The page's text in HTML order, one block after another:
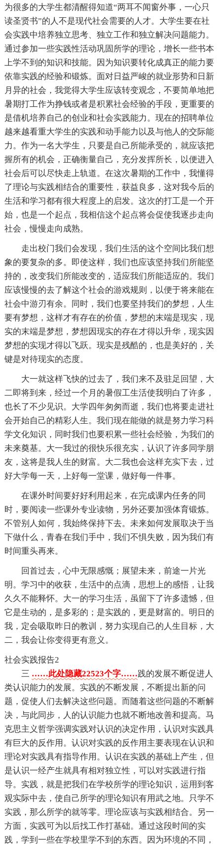
为很多的大学生都清醒得知道“两耳不闻窗外事，一心只
读圣贤书”的人不是现代社会需要的人才。大学生要在社
会实践中培养独立思考、独立工作和独立解决问题能力。
通过参加一些实践性活动巩固所学的理论，增长一些书本
上学不到的知识和技能。因为知识要转化成真正的能力要
依靠实践的经验和锻炼。面对日益严峻的就业形势和日新
月异的社会，我觉得大学生应该转变观念，不要简单地把
暑期打工作为挣钱或者是积累社会经验的手段，更重要的
是借机培养自己的创业和社会实践能力。现在的招聘单位
越来越看重大学生的实践和动手能力以及与他人的交际能
力。作为一名大学生，只要是自己所能承受的，就应该把
握所有的机会，正确衡量自己，充分发挥所长，以便进入
社会后可以尽快走上轨道。在这次暑期的工作中，我懂得
了理论与实践相结合的重要性，获益良多，这对我今后的
生活和学习都有很大程度上的启发。这次的打工是一个开
始，也是一个起点，我相信这个起点将会促使我逐步走向
社会，慢慢走向成熟。
走出校门我们会发现，我们生活的这个空间比我们想
象的要复杂的多。即使这样，我们也应该坚持我们所能坚
持的，改变我们所能改变的，适应我们所能适应的。我们
应该慢慢的去了解这个社会的游戏规则，以便于将来能在
社会中游刃有余。同时，我们也要坚持我们的梦想，人生
要有梦想，这样才有存在的价值，梦想的末端是现实，现
实的末端是梦想，梦想因现实的存在才得以升华，现实因
梦想的实现才得以飞跃。现实是残酷的，也是美好的，关
键是对待现实的态度。
大一就这样飞快的过去了，我们来不及驻足回望，大
二即将到来，经过一个月的暑假工生活使我明白了许多，
也长了不少见识。大学四年匆匆而逝，我们也将要走进社
会开始自己的精彩人生。我们现在能做的就是努力学习科
学文化知识，同时我们也要积累一些社会经验，为我们的
未来奠基。大一我过的很快乐很充实，认识了许多同学朋
友，这将是我人生的财富。大二我也会这样充实下去，过
好大学每一天，上好每一堂课，做好每一件事。
在课外时间要好好利用起来，在完成课内任务的同
时，要阅读一些课外专业读物，另外还要加强体育锻炼。
不管别人如何，我始终保持下去。未来如何发展取决于当
下做什么，青春在我们手中，我们不惧失败，因为我们有
时间重头再来。
回首过去，心中无限感慨；展望未来，前途一片光
明。学习中的收获，生活中的点滴，思想上的感悟，让我
久久不能释怀。大一的学习生活，虽留下了许多遗憾，但
它是生动的，是多彩的；是实践的，更是财富的。明日的
我，定会吸取昨日的教训，努力实现自己的人生目标，大
二，我会让你变得更有意义。
社会实践报告2
三 ……此处隐藏22523个字……践的发展不断促进人
类认识能力的发展。实践的不断发展，不断提出新的问
题，促使人们去解决这些问题。而随着这些问题的不断解
决，与此同步，人的认识能力也就不断地改善和提高。马
克思主义哲学强调实践对认识的决定作用，认识对实践具
有巨大的反作用。认识对实践的反作用主要表现在认识和
理论对实践具有指导作用。认识在实践的基础上产生，但
是认识一经产生就具有相对独立性，可以对实践进行指
导。实践，就是把我们在学校所学的理论知识，运用到客
观实际中去，使自己所学的理论知识有用武之地。只学不
实践，那么所学的就等零。理论应该与实践相结合。另一
方面，实践可为以后找工作打基础。通过这段时间的实
践，学到一些在学校里学不到的东西。因为环境的不同，